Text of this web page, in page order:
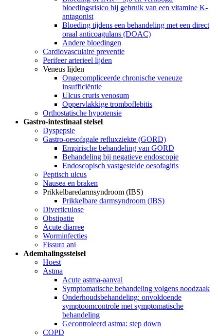
bloedingsrisico bij gebruik van een vitamine K-
antagonist
Bloeding tijdens een behandeling met een direct
oraal anticoagulans (DOAC)
Andere bloedingen
Cardiovasculaire preventie
Perifeer arterieel lijden
Veneus lijden
Ongecompliceerde chronische veneuze
insufficiëntie
Ulcus cruris venosum
Oppervlakkige tromboflebitis
Orthostatische hypotensie
Gastro-intestinaal stelsel
Dyspepsie
Gastro-oesofagale refluxziekte (GORD)
Empirische behandeling van GORD
Behandeling bij negatieve endoscopie
Endoscopisch vastgestelde oesofagitis
Peptisch ulcus
Nausea en braken
Prikkelbaredarmsyndroom (IBS)
Prikkelbare darmsyndroom (IBS)
Diverticulose
Obstipatie
Acute diarree
Worminfecties
Fissura ani
Ademhalingsstelsel
Hoest
Astma
Acute astma-aanval
Symptomatische behandeling volgens noodzaak
Onderhoudsbehandeling: onvoldoende
symptoomcontrole met symptomatische
behandeling
Gecontroleerd astma: step down
COPD